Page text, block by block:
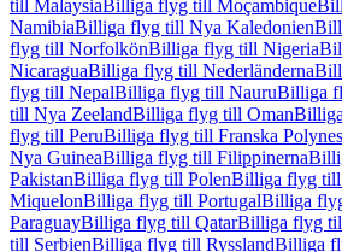
till MalaysiaBilliga flyg till Moçambique
NamibiaBilliga flyg till Nya Kaledonien
flyg till NorfolkönBilliga flyg till Nigeria
NicaraguaBilliga flyg till Nederländerna
flyg till NepalBilliga flyg till NauruBilliga
till Nya ZeelandBilliga flyg till Oman
flyg till PeruBilliga flyg till Franska
Nya GuineaBilliga flyg till Filippinerna
PakistanBilliga flyg till PolenBilliga flyg till
MiquelonBilliga flyg till PortugalBilliga
ParaguayBilliga flyg till QatarBilliga flyg
till SerbienBilliga flyg till RysslandBilliga